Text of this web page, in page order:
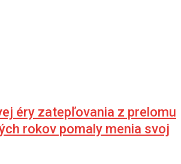
éry zatepľovania z prelomu
rokov pomaly menia svoj